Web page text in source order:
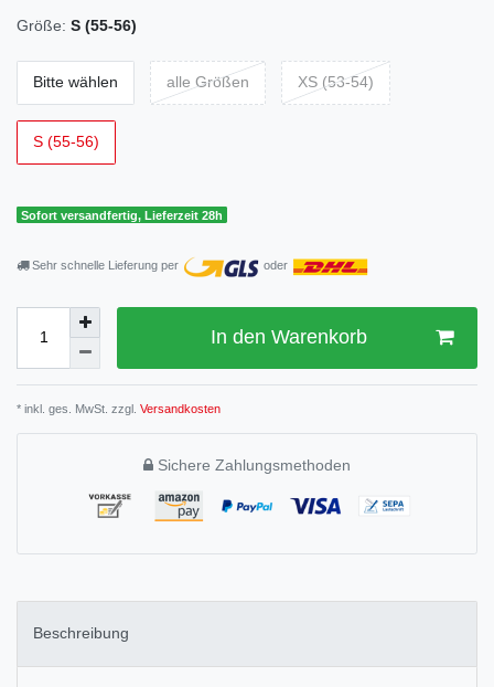
Größe: S (55-56)
Bitte wählen alle Größen XS (53-54)
S (55-56)
Sofort versandfertig, Lieferzeit 28h
Sehr schnelle Lieferung per oder
In den Warenkorb
* inkl. ges. MwSt. zzgl. Versandkosten
Sichere Zahlungsmethoden
Beschreibung